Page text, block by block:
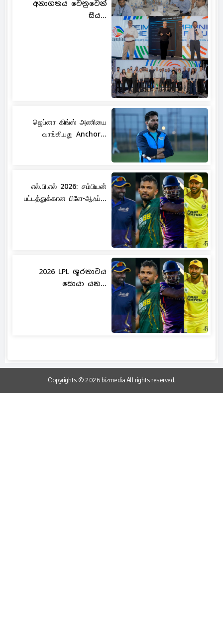
අනාගතය වෙනුවෙන්
සිය...
ஜெப்னா கிங்ஸ் அணியை
வாங்கியது Anchor...
எல்.பி.எல் 2026: சம்பியன்
பட்டத்துக்கான பிளே-ஆஃப்...
2026 LPL ශූරතාවය
සොයා යන...
Copyrights © 2026 bizmedia All rights reserved.